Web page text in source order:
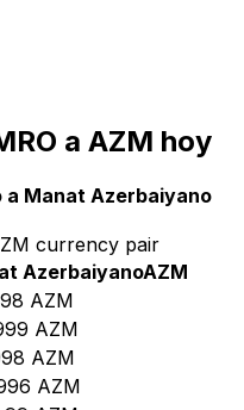
a AZM hoy
Manat Azerbaiyano
currency pair
AzerbaiyanoAZM
AZM
AZM
AZM
AZM